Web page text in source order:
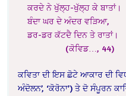
ਕਰਦੇ ਨੇ ਖੁੱਲ੍ਹ-ਖੁੱਲ੍ਹ ਕੇ ਬਾਤਾਂ।
ਬੰਦਾ ਘਰ ਦੇ ਅੰਦਰ ਵੜਿਆ,
ਡਰ-ਡਰ ਕੱਟਦੈ ਦਿਨ ਤੇ ਰਾਤਾਂ।
(ਕੋਵਿਡ…, 44)
ਕਵਿਤਾ ਦੀ ਇਸ ਛੋਟੇ ਆਕਾਰ ਦੀ
ਅੰਦੋਲਨ’, ‘ਕੋਰੋਨਾ’) ਤੇ ਦੋ ਸੰਪੂਰਨ